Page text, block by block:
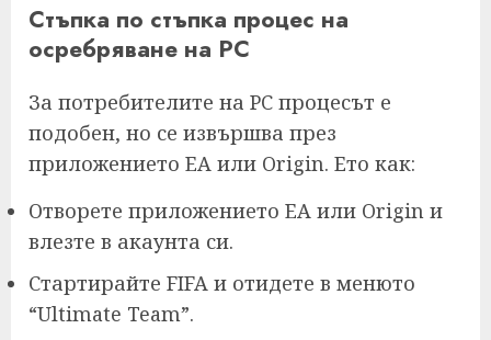
Стъпка по стъпка процес на
осребряване на PC
За потребителите на PC процесът е
подобен, но се извършва през
приложението EA или Origin. Ето как:
Отворете приложението EA или Origin и
влезте в акаунта си.
Стартирайте FIFA и отидете в менюто
“Ultimate Team”.